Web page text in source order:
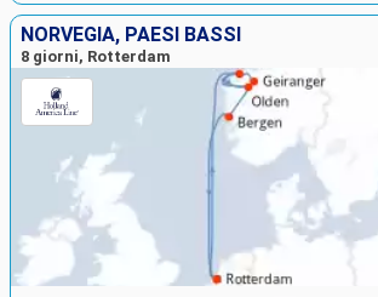
NORVEGIA, PAESI BASSI
8 giorni, Rotterdam